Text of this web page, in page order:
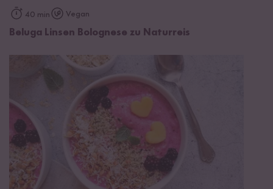
40 min Vegan
Beluga Linsen Bolognese zu Naturreis